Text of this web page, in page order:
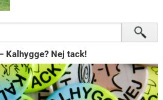
Kalhygge? Nej tack!